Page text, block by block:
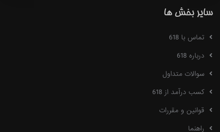
سایر بخش ها
تماس با 618
درباره 618
سوالات متداول
کسب درآمد از 618
قوانین و مقررات
راهنما